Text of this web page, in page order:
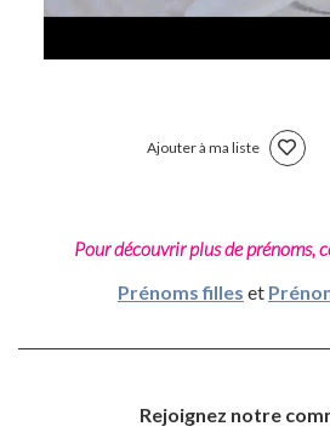
Ajouter à ma liste
Pour découvrir plus de prénoms,
Prénoms filles et
Rejoignez notre